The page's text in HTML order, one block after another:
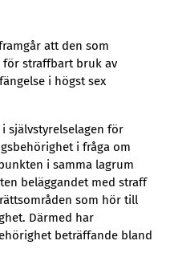
att den som
straffbart bruk av
i högst sex
självstyrelselagen för
i fråga om
i samma lagrum
beläggandet med straff
som hör till
Därmed har
beträffande bland